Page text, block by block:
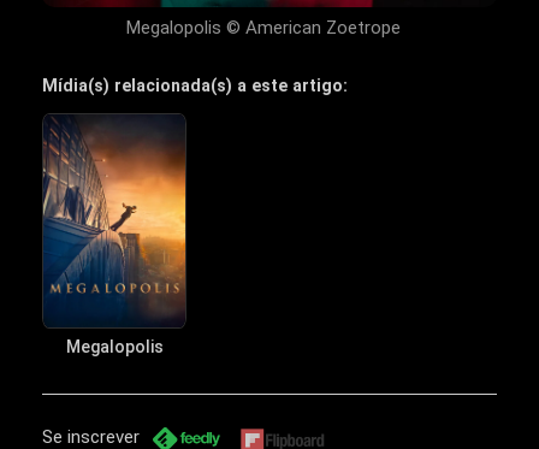
Megalopolis © American Zoetrope
Mídia(s) relacionada(s) a este artigo:
Megalopolis
Se inscrever